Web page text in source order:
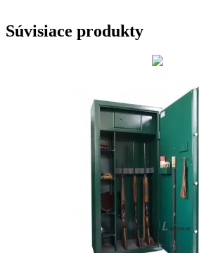
Súvisiace produkty